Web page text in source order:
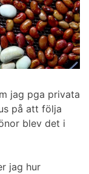
jag pga privata
på att följa
blev det i
jag hur